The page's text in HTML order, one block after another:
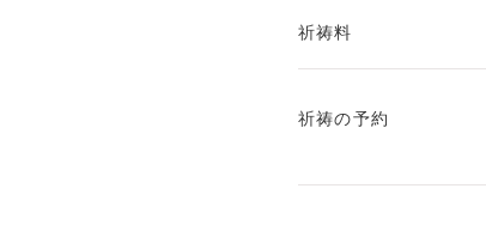
祈祷料
祈祷の予約